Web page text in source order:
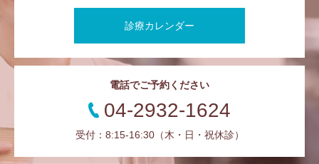
診療カレンダー
電話でご予約ください
04-2932-1624
受付：8:15-16:30（木・日・祝休診）